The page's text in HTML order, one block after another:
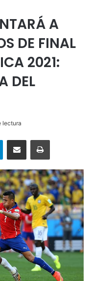
A
DE FINAL
2021:
DEL
lectura
TelegramEnviar vía email Imprimir